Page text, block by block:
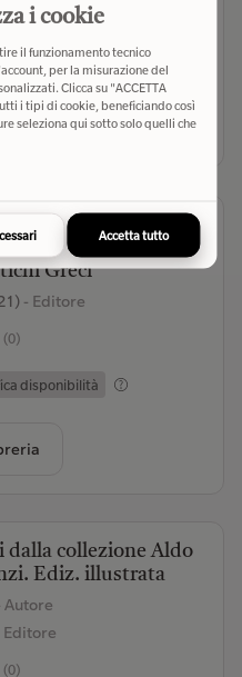
(0)
disponibilità
di Kroton. Finimenti
e arte del cavalcare
Greci
- Editore
(0)
disponibilità
dalla collezione Aldo
Ediz. illustrata
Autore
(0)
i cookie
il funzionamento tecnico
per la misurazione del
Clicca su "ACCETTA
i tipi di cookie, beneficiando così
seleziona qui sotto solo quelli che
Accetta tutto